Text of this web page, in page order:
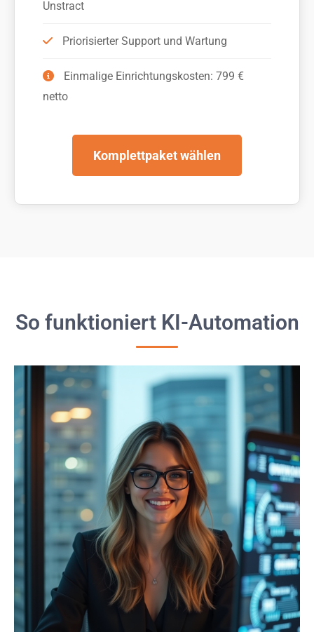
Unstract
Priorisierter Support und Wartung
Einmalige Einrichtungskosten: 799 €
netto
Komplettpaket wählen
So funktioniert KI-Automation